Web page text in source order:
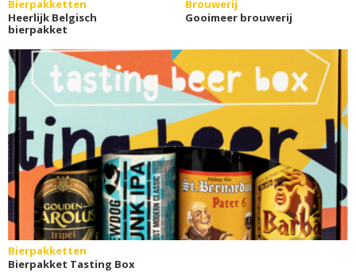
Bierpakketten
Heerlijk Belgisch
bierpakket
Brouwerij
Gooimeer brouwerij
Bierpakketten
Bierpakket Tasting Box